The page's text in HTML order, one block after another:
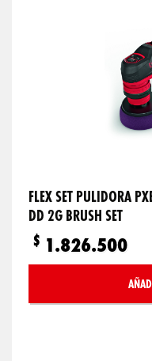
FLEX SET PULIDORA
DD 2G BRUSH SET
$ 1.826.500